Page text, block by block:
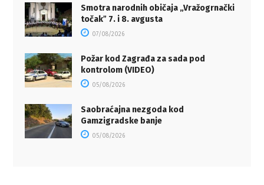
Smotra narodnih običaja „Vražogrnački
točakˮ 7. i 8. avgusta
07/08/2026
Požar kod Zagrađa za sada pod
kontrolom (VIDEO)
05/08/2026
Saobraćajna nezgoda kod
Gamzigradske banje
05/08/2026